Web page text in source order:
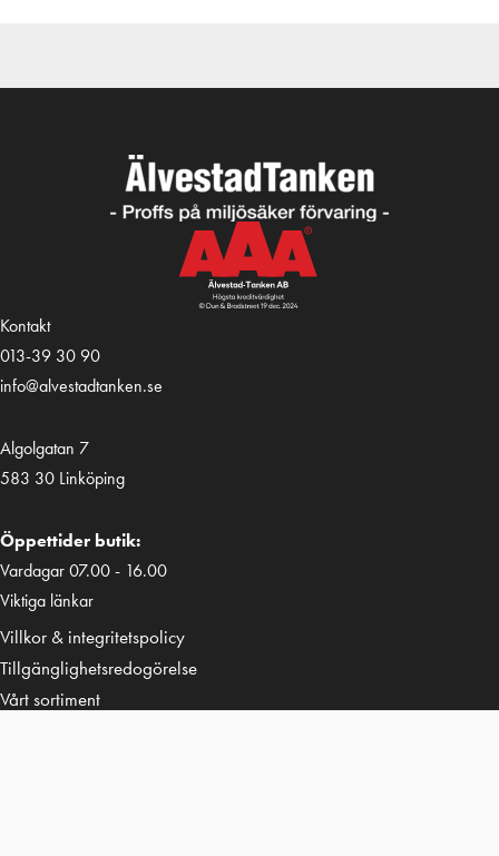
Kontakt
013-39 30 90
info@alvestadtanken.se
Algolgatan 7
583 30 Linköping
Öppettider butik:
Vardagar 07.00 - 16.00
Viktiga länkar
Villkor & integritetspolicy
Tillgänglighetsredogörelse
Vårt sortiment